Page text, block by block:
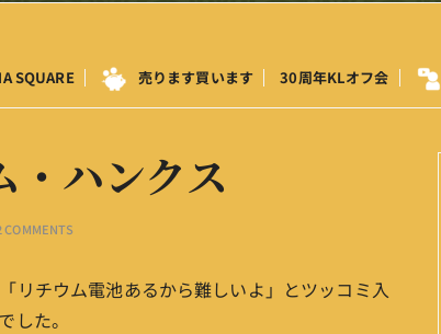
SQUARE 売ります買います 30周年KLオフ会
・ハンクス
COMMENTS
リチウム電池あるから難しいよ」とツッコミ入
した。